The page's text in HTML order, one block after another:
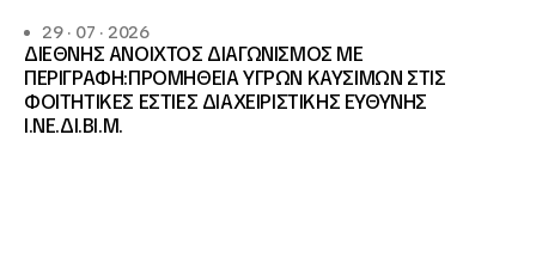
29 · 07 · 2026
ΔΙΕΘΝΗΣ ΑΝΟΙΧΤΟΣ ΔΙΑΓΩΝΙΣΜΟΣ ΜΕ
ΠΕΡΙΓΡΑΦΗ:ΠΡΟΜΗΘΕΙΑ ΥΓΡΩΝ ΚΑΥΣΙΜΩΝ ΣΤΙΣ
ΦΟΙΤΗΤΙΚΕΣ ΕΣΤΙΕΣ ΔΙΑΧΕΙΡΙΣΤΙΚΗΣ ΕΥΘΥΝΗΣ
Ι.ΝΕ.ΔΙ.ΒΙ.Μ.